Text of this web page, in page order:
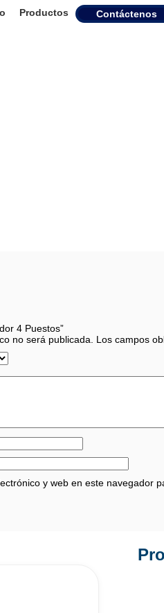
Productos Contáctenos
4 Puestos”
no será publicada.
Los campos
y web en este navegador